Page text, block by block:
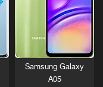
Samsung Galaxy
A05